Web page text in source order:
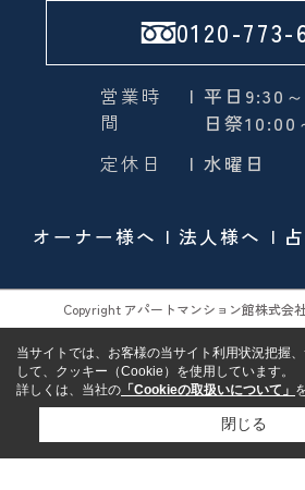
0120-773-
営業時
間
| 平日9:30
日祭10:00
定休日
| 水曜日
オーナー様へ 法人様へ
Copyright アパートマンション館株式会
当サイトでは、お客様の当サイト利用状況把握
して、クッキー（Cookie）を使用しています。
詳しくは、当社の 「Cookieの取扱いについて」
閉じる